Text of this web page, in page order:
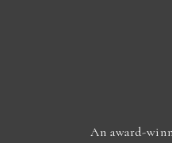
An award-